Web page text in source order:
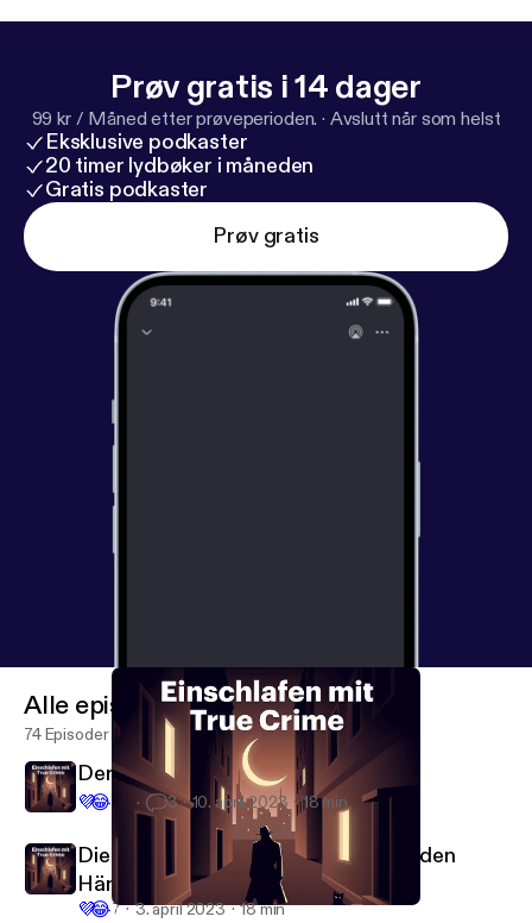
Prøv gratis i 14 dager
99 kr / Måned etter prøveperioden. · Avslutt når som helst
Eksklusive podkaster
20 timer lydbøker i måneden
Gratis podkaster
Prøv gratis
2Pac: Der Mord an eine Raplegende
Alle episoder
74 Episoder
Der Madonnenraub
💜😂 3 10. april 2023 18 min
Die OPEC-Geiselnahme: Minister in den
Händen von Terroristen
💜😂7 3. april 2023 18 min